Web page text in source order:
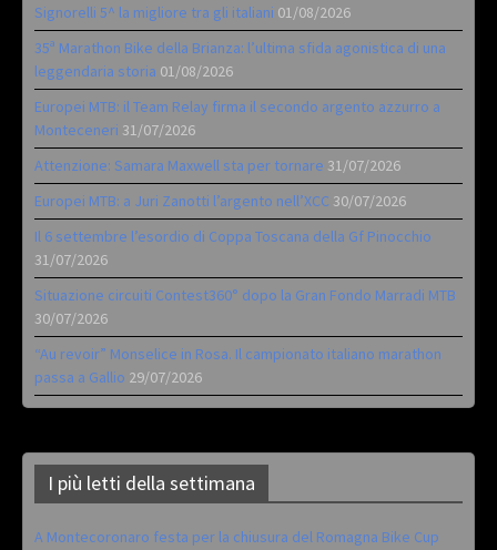
Signorelli 5^ la migliore tra gli italiani 01/08/2026
35ª Marathon Bike della Brianza: l’ultima sfida agonistica di una
leggendaria storia 01/08/2026
Europei MTB: il Team Relay firma il secondo argento azzurro a
Monteceneri 31/07/2026
Attenzione: Samara Maxwell sta per tornare 31/07/2026
Europei MTB: a Juri Zanotti l’argento nell’XCC 30/07/2026
Il 6 settembre l’esordio di Coppa Toscana della Gf Pinocchio
31/07/2026
Situazione circuiti Contest360° dopo la Gran Fondo Marradi MTB
30/07/2026
“Au revoir” Monselice in Rosa. Il campionato italiano marathon
passa a Gallio 29/07/2026
I più letti della settimana
A Montecoronaro festa per la chiusura del Romagna Bike Cup